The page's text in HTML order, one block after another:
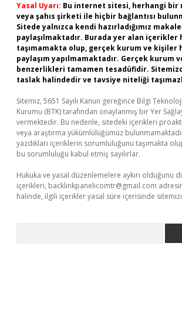
Yasal Uyarı: Bu internet sitesi, herhangi bir
veya şahıs şirketi ile hiçbir bağlantısı
Sitede yalnızca kendi hazırladığımız
paylaşılmaktadır. Burada yer alan içerikler
taşımamakta olup, gerçek kurum ve kişiler
paylaşım yapılmamaktadır. Gerçek kurum
benzerlikleri tamamen tesadüfidir.
taslak halindedir ve tavsiye niteliği
Sitemiz, 5651 Sayılı Kanun gereğince Bilgi
Kurumu (BTK) tarafından onaylanmış bir Yer
vermektedir. Bu nedenle, sitedeki içerikleri
veya araştırma yükümlülüğümüz
yazdıkları içeriklerin sorumluluğunu taşımakta
bu sorumluluğu kabul etmiş sayılırlar.
Hukuka ve yasal düzenlemelere aykırı olduğunu
içerikleri, backlinkpanelicomtr@gmail.com
halinde, ilgili içerikler yasal süre içerisinde